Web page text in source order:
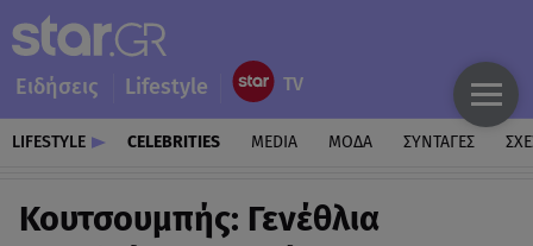
Ειδήσεις Lifestyle
LIFESTYLE CELEBRITIES MEDIA ΜΟΔΑ ΣΥΝΤΑΓΕΣ
Κουτσουμπής: Γενέθλια